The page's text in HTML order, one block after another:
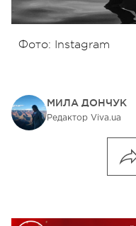
Фото: Instagram
МИЛА ДОНЧУК
Редактор Viva.ua